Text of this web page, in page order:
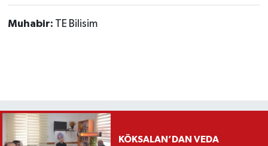
Muhabir: TE Bilisim
KÖKSALAN’DAN VEDA